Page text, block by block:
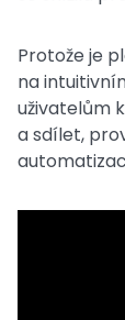
Protože je
na
uživatelům
a sdílet,